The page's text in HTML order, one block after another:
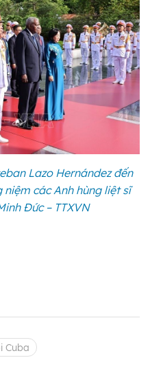
Lazo Hernández đến
các Anh hùng liệt sĩ
Đức – TTXVN
Cuba